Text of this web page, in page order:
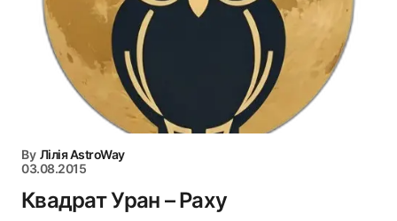
By Лілія AstroWay
03.08.2015
Квадрат Уран – Раху